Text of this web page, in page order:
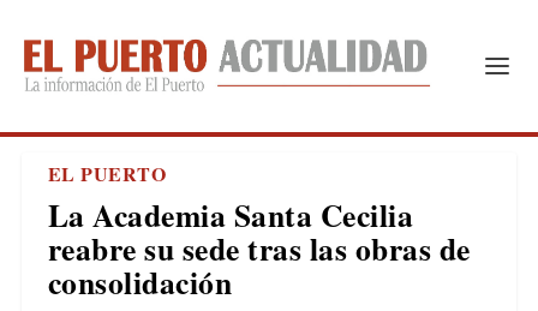
EL PUERTO
La Academia Santa Cecilia
reabre su sede tras las obras de
consolidación